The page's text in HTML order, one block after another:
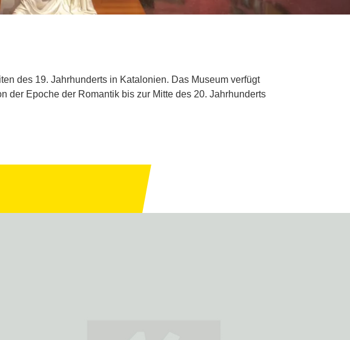
des 19. Jahrhunderts in Katalonien. Das Museum verfügt
der Epoche der Romantik bis zur Mitte des 20. Jahrhunderts